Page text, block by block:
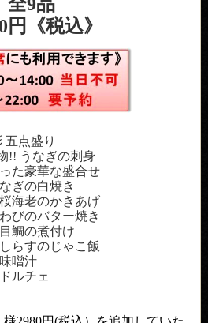
円《税込》
点盛り
うなぎの刺身
豪華な盛合せ
の白焼き
老のかきあげ
のバター焼き
の煮付け
すのじゃこ飯
噌汁
チェ